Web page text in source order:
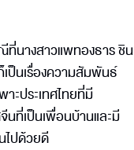
นางสาวแพทองธาร ชิน
เป็นเรื่องความสัมพันธ์
ะประเทศไทยที่มี
นที่เป็นเพื่อนบ้านและมี
ไปด้วยดี